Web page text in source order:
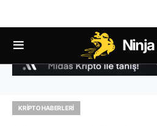
KRIPTO HABERLERI